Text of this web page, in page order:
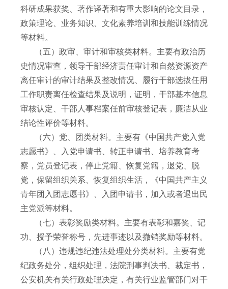
科研成果获奖、著作译著和有重大影响的论文目录，
政策理论、业务知识、文化素养培训和技能训练情况
等材料。
（五）政审、审计和审核类材料。主要有政治历
史情况审查，领导干部经济责任审计和自然资源资产
离任审计的审计结果及整改情况、履行干部选拔任用
工作职责离任检查结果及说明，证明，干部基本信息
审核认定、干部人事档案任前审核登记表，廉洁从业
结论性评价等材料。
（六）党、团类材料。主要有《中国共产党入党
志愿书》、入党申请书、转正申请书、培养教育考
察，党员登记表，停止党籍、恢复党籍，退党、脱
党，保留组织关系、恢复组织生活，《中国共产主义
青年团入团志愿书》、入团申请书，加入或者退出民
主党派等材料。
（七）表彰奖励类材料。主要有表彰和嘉奖、记
功、授予荣誉称号，先进事迹以及撤销奖励等材料。
（八）违规违纪违法处理处分类材料。主要有党
纪政务处分，组织处理，法院刑事判决书、裁定书，
公安机关有关行政处理决定，有关行业监管部门对干